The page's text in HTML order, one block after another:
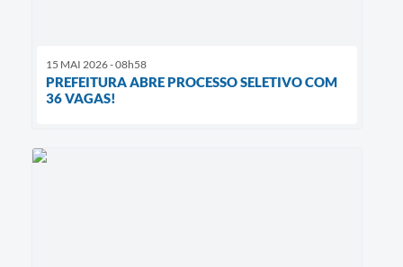
15 MAI 2026 - 08h58
PREFEITURA ABRE PROCESSO SELETIVO COM
36 VAGAS!